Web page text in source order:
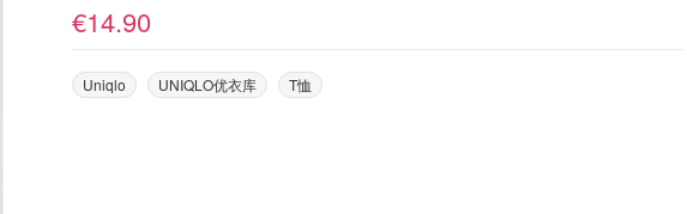
€14.90
Uniqlo UNIQLO优衣库 T恤